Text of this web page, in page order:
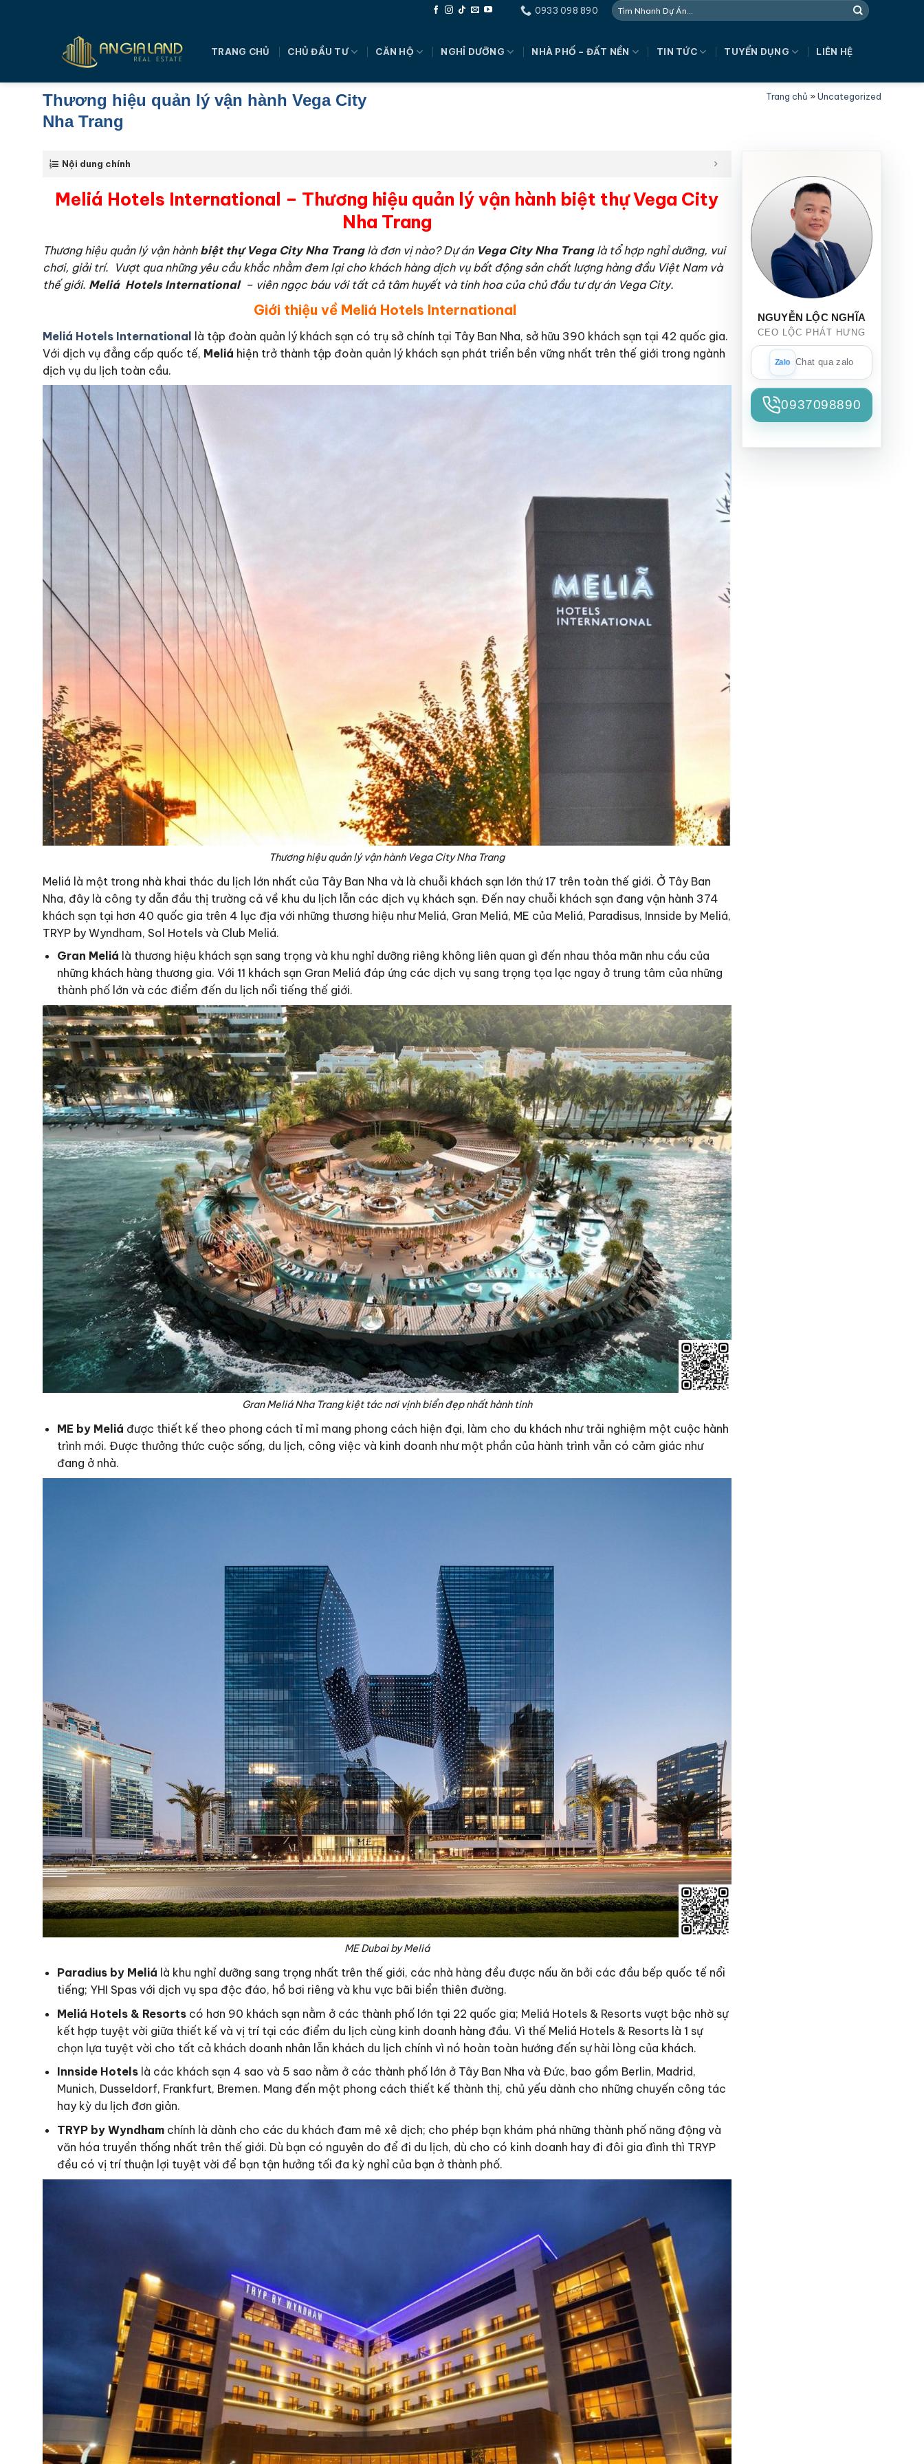
0933 098 890
TRANG CHỦ CHỦ ĐẦU TƯ CĂN HỘ NGHỈ DƯỠNG NHÀ PHỐ – ĐẤT NỀN TIN TỨC TUYỂN DỤNG LIÊN HỆ
Thương hiệu quản lý vận hành Vega City
Nha Trang
Trang chủ »Uncategorized
Nội dung chính
Meliá Hotels International – Thương hiệu quản lý vận hành biệt thự Vega City
Nha Trang
Thương hiệu quản lý vận hành biệt thự Vega City Nha Tranglà đơn vị nào? Dự án Vega City Nha Tranglà tổ hợp nghỉ dưỡng, vui
chơi, giải trí. Vượt qua những yêu cầu khắc nhằm đem lại cho khách hàng dịch vụ bất động sản chất lượng hàng đầu Việt Nam và
thế giới. Meliá Hotels International – viên ngọc báu với tất cả tâm huyết và tinh hoa của chủ đầu tư dự án Vega City.
Giới thiệu về Meliá Hotels International
Meliá Hotels International là tập đoàn quản lý khách sạn có trụ sở chính tại Tây Ban Nha, sở hữu 390 khách sạn tại 42 quốc gia.
Với dịch vụ đẳng cấp quốc tế, Meliá hiện trở thành tập đoàn quản lý khách sạn phát triển bền vững nhất trên thế giới trong ngành
dịch vụ du lịch toàn cầu.
Thương hiệu quản lý vận hành Vega City Nha Trang
Meliá là một trong nhà khai thác du lịch lớn nhất của Tây Ban Nha và là chuỗi khách sạn lớn thứ 17 trên toàn thế giới. Ở Tây Ban
Nha, đây là công ty dẫn đầu thị trường cả về khu du lịch lẫn các dịch vụ khách sạn. Đến nay chuỗi khách sạn đang vận hành 374
khách sạn tại hơn 40 quốc gia trên 4 lục địa với những thương hiệu như Meliá, Gran Meliá, ME của Meliá, Paradisus, Innside by Meliá,
TRYP by Wyndham, Sol Hotels và Club Meliá.
Gran Meliá là thương hiệu khách sạn sang trọng và khu nghỉ dưỡng riêng không liên quan gì đến nhau thỏa mãn nhu cầu của
những khách hàng thương gia. Với 11 khách sạn Gran Meliá đáp ứng các dịch vụ sang trọng tọa lạc ngay ở trung tâm của những
thành phố lớn và các điểm đến du lịch nổi tiếng thế giới.
Gran Meliá Nha Trang kiệt tác nơi vịnh biển đẹp nhất hành tinh
ME by Meliá được thiết kế theo phong cách tỉ mỉ mang phong cách hiện đại, làm cho du khách như trải nghiệm một cuộc hành
trình mới. Được thưởng thức cuộc sống, du lịch, công việc và kinh doanh như một phần của hành trình vẫn có cảm giác như
đang ở nhà.
ME Dubai by Meliá
Paradius by Meliá là khu nghỉ dưỡng sang trọng nhất trên thế giới, các nhà hàng đều được nấu ăn bởi các đầu bếp quốc tế nổi
tiếng; YHI Spas với dịch vụ spa độc đáo, hồ bơi riêng và khu vực bãi biển thiên đường.
Meliá Hotels & Resortscó hơn 90 khách sạn nằm ở các thành phố lớn tại 22 quốc gia; Meliá Hotels & Resorts vượt bậc nhờ sự
kết hợp tuyệt vời giữa thiết kế và vị trí tại các điểm du lịch cùng kinh doanh hàng đầu. Vì thế Meliá Hotels & Resorts là 1 sự
chọn lựa tuyệt vời cho tất cả khách doanh nhân lẫn khách du lịch chính vì nó hoàn toàn hướng đến sự hài lòng của khách.
Innside Hotelslà các khách sạn 4 sao và 5 sao nằm ở các thành phố lớn ở Tây Ban Nha và Đức, bao gồm Berlin, Madrid,
Munich, Dusseldorf, Frankfurt, Bremen. Mang đến một phong cách thiết kế thành thị, chủ yếu dành cho những chuyến công tác
hay kỳ du lịch đơn giản.
TRYP by Wyndhamchính là dành cho các du khách đam mê xê dịch; cho phép bạn khám phá những thành phố năng động và
văn hóa truyền thống nhất trên thế giới. Dù bạn có nguyên do để đi du lịch, dù cho có kinh doanh hay đi đôi gia đình thì TRYP
đều có vị trí thuận lợi tuyệt vời để bạn tận hưởng tối đa kỳ nghỉ của bạn ở thành phố.
NGUYỄN LỘC NGHĨA
CEO LỘC PHÁT HƯNG
Chat qua zalo
0937098890